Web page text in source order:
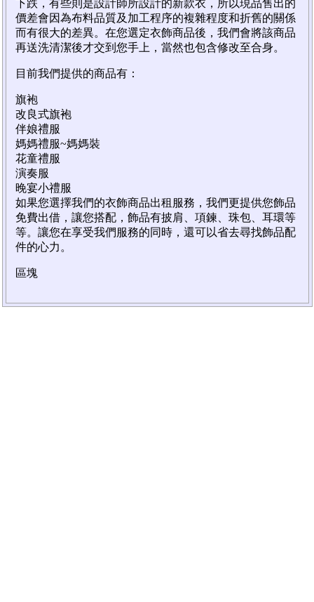
下跌，有些則是設計師所設計的新款衣，所以現品售出的
價差會因為布料品質及加工程序的複雜程度和折舊的關係
而有很大的差異。在您選定衣飾商品後，我們會將該商品
再送洗清潔後才交到您手上，當然也包含修改至合身。
目前我們提供的商品有：
旗袍
改良式旗袍
伴娘禮服
媽媽禮服~媽媽裝
花童禮服
演奏服
晚宴小禮服
如果您選擇我們的衣飾商品出租服務，我們更提供您飾品
免費出借，讓您搭配，飾品有披肩、項鍊、珠包、耳環等
等。讓您在享受我們服務的同時，還可以省去尋找飾品配
件的心力。
區塊